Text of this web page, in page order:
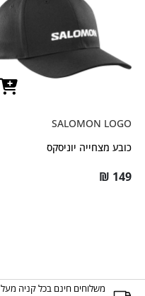
SALOMON LOGO
כובע מצחייה יוניסקס
₪ 149
משלוחים חינם בכל קניה מעל 299 ₪